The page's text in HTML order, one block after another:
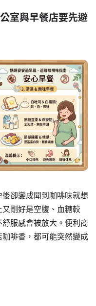
室與早餐店要先避
卻變成聞到咖啡味就想
剛好是空腹、血糖較
服感會被放大。便利商
啡香，都可能突然變成